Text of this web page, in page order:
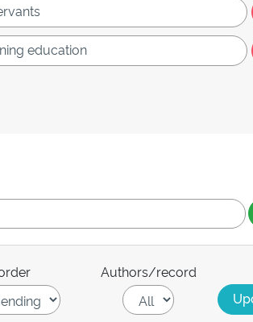
Authors/record